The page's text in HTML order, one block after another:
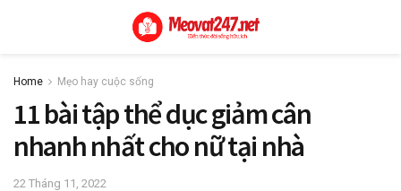
Home Mẹo hay cuộc sống
11 bài tập thể dục giảm cân
nhanh nhất cho nữ tại nhà
22 Tháng 11, 2022